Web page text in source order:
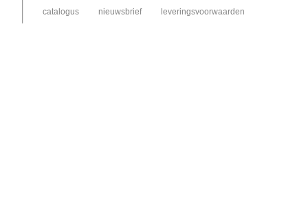
catalogus nieuwsbrief leveringsvoorwaarden